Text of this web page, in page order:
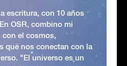
escritura, con 10 años
OSR, combino mi
con el cosmos,
que nos conectan con la
"El universo es un